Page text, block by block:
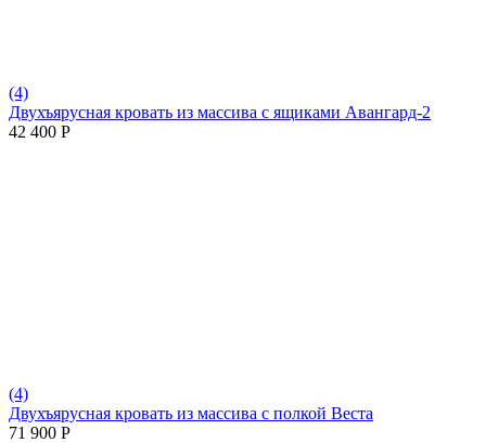
(4)
Двухъярусная кровать из массива с ящиками Авангард-2
42 400 Р
(4)
Двухъярусная кровать из массива с полкой Веста
71 900 Р